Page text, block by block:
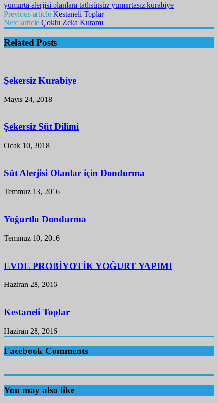
yumurta alerjisi olanlara tatlısütsüz yumurtasız kurabiye
Previous article Kestaneli Toplar
Next article Çoklu Zeka Kuramı
Related Posts
Şekersiz Kurabiye
Mayıs 24, 2018
Şekersiz Süt Dilimi
Ocak 10, 2018
Süt Alerjisi Olanlar için Dondurma
Temmuz 13, 2016
Yoğurtlu Dondurma
Temmuz 10, 2016
EVDE PROBİYOTİK YOĞURT YAPIMI
Haziran 28, 2016
Kestaneli Toplar
Haziran 28, 2016
Facebook Comments
You may also like